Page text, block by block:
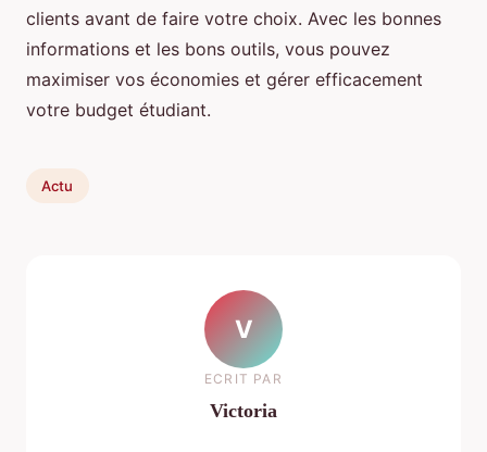
clients avant de faire votre choix. Avec les bonnes
informations et les bons outils, vous pouvez
maximiser vos économies et gérer efficacement
votre budget étudiant.
Actu
V
ECRIT PAR
Victoria